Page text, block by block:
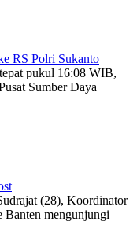
RS Polri Sukanto
pukul 16:08 WIB,
Sumber Daya
(28), Koordinator
Banten mengunjungi